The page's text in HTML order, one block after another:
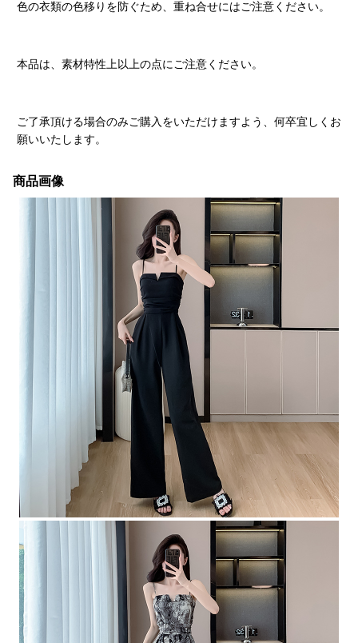
色の衣類の色移りを防ぐため、重ね合せにはご注意ください。
本品は、素材特性上以上の点にご注意ください。
ご了承頂ける場合のみご購入をいただけますよう、何卒宜しくお
願いいたします。
商品画像